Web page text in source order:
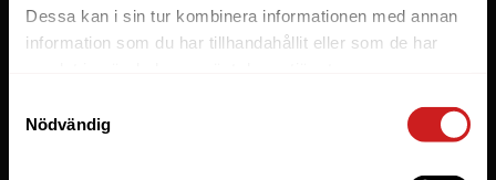
Dessa kan i sin tur kombinera informationen med annan
information som du har tillhandahållit eller som de har
Nödvändig
Lösningar
E-handel